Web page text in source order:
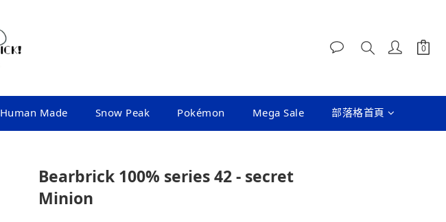
Human Made Snow Peak Pokémon Mega Sale 部落格首頁
Bearbrick 100% series 42 - secret
Minion